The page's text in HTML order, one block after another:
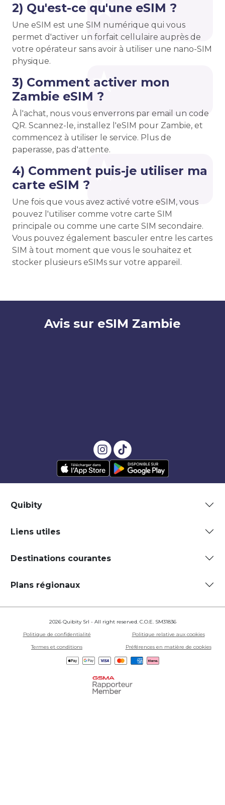
2) Qu'est-ce qu'une eSIM ?
Une eSIM est une SIM numérique qui vous
permet d'activer un forfait cellulaire auprès de
votre opérateur sans avoir à utiliser une nano-SIM
physique.
3) Comment activer mon
Zambie eSIM ?
À l'achat, nous vous enverrons par email un code
QR. Scannez-le, installez l'eSIM pour Zambie, et
commencez à utiliser le service. Plus de
paperasse, pas d'attente.
4) Comment puis-je utiliser ma
carte eSIM ?
Une fois que vous avez activé votre eSIM, vous
pouvez l'utiliser comme votre carte SIM
principale ou comme une carte SIM secondaire.
Vous pouvez également basculer entre les cartes
SIM à tout moment que vous le souhaitez et
stocker plusieurs eSIMs sur votre appareil.
Avis sur eSIM Zambie
Quibity
Liens utiles
Destinations courantes
Plans régionaux
2026 Quibity Srl - All right reserved. C.O.E. SM31836
Politique de confidentialité
Politique relative aux cookies
Termes et conditions
Préférences en matière de cookies